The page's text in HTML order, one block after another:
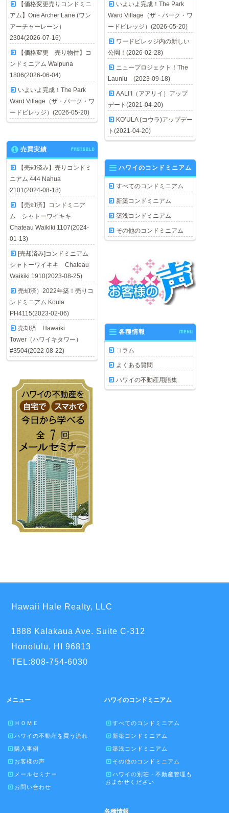
【価格変更売りコンドミニ
アム】One Archer Lane (ワン
アーチャーレーン）
2304(2026-07-16)
【価格変更 売り物件】コ
ンドミニアム Waipuna
1806(2026-06-04)
いよいよ完成！The Park
Ward Village（ザ・パーク・ワ
ードビレッジ）(2026-05-20)
いよいよ完成！The Park
Ward Village（ザ・パーク・ワ
ードビレッジ）(2026-05-20)
ワードビレッジ内の新しい
公園！(2026-02-28)
ニュープロジェクト！The
Launiu (2023-09-18)
AALI’I（アアリイ）アップ
デート(2021-04-20)
KO’ULA (コウラ)アップデー
ト(2021-04-20)
売買実績 PASTSOLD
【売却済み】売りコンドミ
ニアム 444 Nahua
2101(2024-08-18)
【売却済】コンドミニア
ム シャトーワイキキ
Chateau Waikiki 1107(2024-
01-13)
[売却済み]コンドミニアム
シャトーワイキキ Chateau
Waikiki 1910(2023-08-25)
売却済）2022年築！売りコ
ンドミニアム Koula
PH4115(2023-02-06)
売却済 Hawaiki
Tower（ハワイキタワー）
#3504(2022-08-22)
ハワイのコンドミニアム
すべてのコンドミニアム
新築コンドミニアム
築浅コンドミニアム
その他のコンドミニアム
各種情報 MENU
コラム
よくある質問
ハワイの不動産用語集
Hawaii Hale Realty, LLC
1888 Kalakaua Ave. Suite C-312
Honolulu, HI 96813
TEL:808-754-6030
メニュー
ＨＯＭＥ
ハワイの不動産を買う流れ
購入事例
お客様の声
メールセミナー
お問い合わせ
ハワイのコンドミニアム
すべてのコンドミニアム
新築コンドミニアム
築浅コンドミニアム
その他のコンドミニアム
ハワイの別荘・不動産管理も
おまかせください
各種情報